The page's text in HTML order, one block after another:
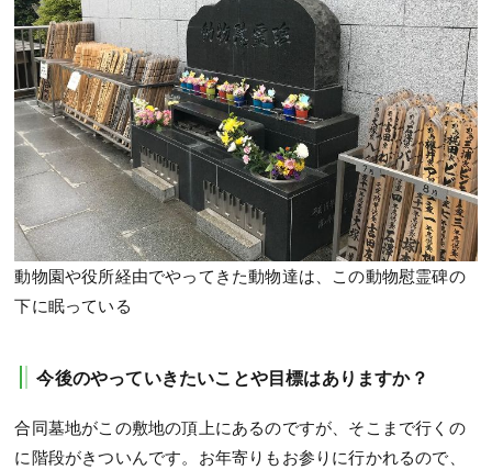
動物園や役所経由でやってきた動物達は、この動物慰霊碑の
下に眠っている
今後のやっていきたいことや目標はありますか？
合同墓地がこの敷地の頂上にあるのですが、そこまで行くの
に階段がきついんです。お年寄りもお参りに行かれるので、